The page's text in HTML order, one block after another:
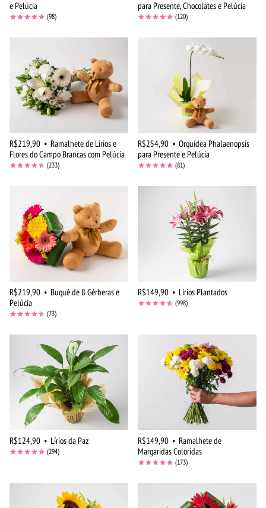
e Pelúcia
(98)
para Presente, Chocolates e Pelúcia
(120)
R$219,90 • Ramalhete de Lírios e
Flores do Campo Brancas com Pelúcia
(233)
R$254,90 • Orquídea Phalaenopsis
para Presente e Pelúcia
(81)
R$219,90 • Buquê de 8 Gérberas e
Pelúcia
(73)
R$149,90 • Lírios Plantados
(998)
R$124,90 • Lírios da Paz
(294)
R$149,90 • Ramalhete de
Margaridas Coloridas
(173)